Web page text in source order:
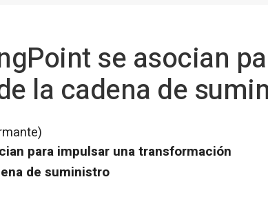
se asocian
la cadena de
para impulsar una transformación
de suministro